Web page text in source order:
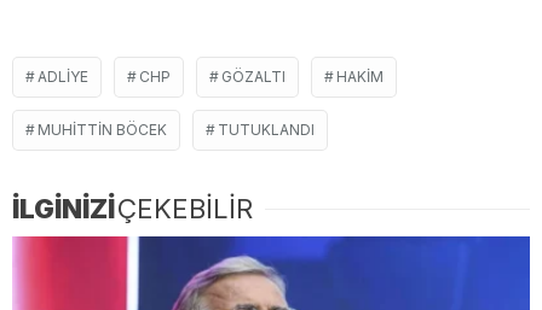
ADLIYE CHP GÖZALTI HAKIM
MUHITTIN BÖCEK TUTUKLANDI
İLGİNİZİÇEKEBİLİR